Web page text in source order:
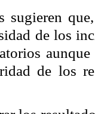
sugieren
de los
de los